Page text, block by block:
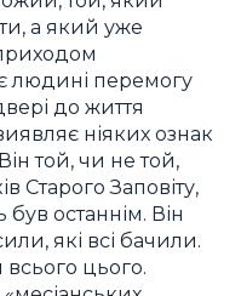
а який уже
людині перемогу
до життя
ніяких ознак
той, чи не той,
Старого Заповіту,
останнім. Він
які всі бачили.
всього цього.